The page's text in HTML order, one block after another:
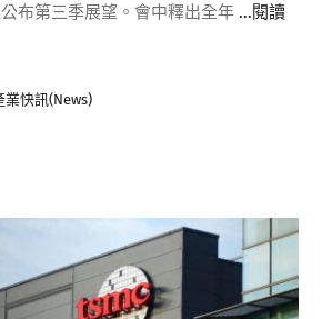
布第三季展望。會中釋出全年 ...閱讀
業快訊(News)